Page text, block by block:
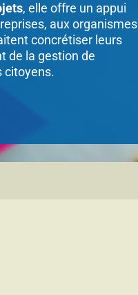
, elle offre un appui
aux organismes
concrétiser leurs
de la gestion de
citoyens.